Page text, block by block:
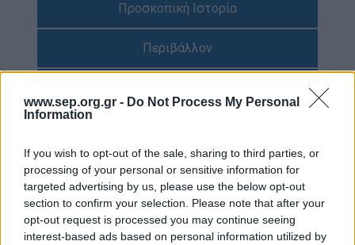
www.sep.org.gr - Do Not Process My Personal
Information
If you wish to opt-out of the sale, sharing to third parties, or
processing of your personal or sensitive information for
targeted advertising by us, please use the below opt-out
section to confirm your selection. Please note that after your
opt-out request is processed you may continue seeing
interest-based ads based on personal information utilized by
Ομάδα Διάσωσης Άγριας Ζωής
Πώς να συμμετέχετε
Βρείτε μας
Νέα & Blog
Νέα
Blog
Ευκαιρίες Καριέρας
Επικοινωνία
Προσκοπική Ιστορία
Περιβάλλον
Scouts4SDGs